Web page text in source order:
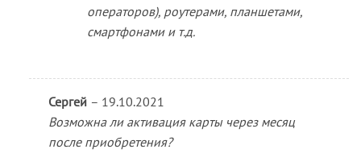
операторов), роутерами, планшетами,
смартфонами и т.д.
Сергей – 19.10.2021
Возможна ли активация карты через месяц
после приобретения?